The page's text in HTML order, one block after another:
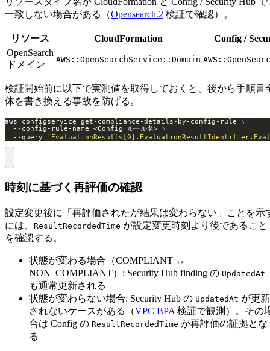
一致しない場合がある（Opensearch.2 検証で確認）。
リソース CloudFormation
Config /
OpenSearch
ドメイン
AWS::OpenSearchService::Domain
検証開始前に以下で実測値を取得しておくと、後から手順書
体を書き換える事故を防げる。
aws configservice get-compliance-details-by-config-rule
  --config-rule-name <Config ルール名>
  --query
時刻に基づく再評価の確認
設定変更後に「再評価されたが結果は変わらない」ことを示
には、 ResultRecordedTime が設定変更時刻より後であること
を確認する。
状態が変わる場合（COMPLIANT ↔
NON_COMPLIANT）: Security Hub finding の UpdatedAt
も通常更新される
状態が変わらない場合: Security Hub の UpdatedAt が更新
されないケースがある（VPC BPA 検証で観測）。その
合は Config の ResultRecordedTime が再評価の証拠とな
る